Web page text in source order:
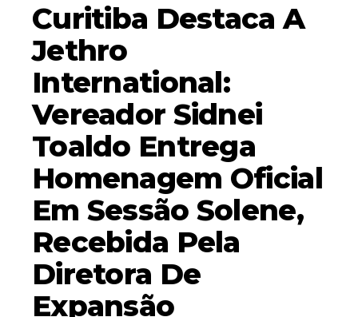
Curitiba Destaca A
Jethro
International:
Vereador Sidnei
Toaldo Entrega
Homenagem Oficial
Em Sessão Solene,
Recebida Pela
Diretora De
Expansão